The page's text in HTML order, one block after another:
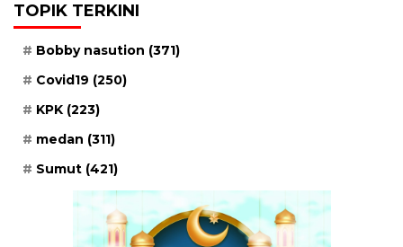
TOPIK TERKINI
Bobby nasution (371)
Covid19 (250)
KPK (223)
medan (311)
Sumut (421)